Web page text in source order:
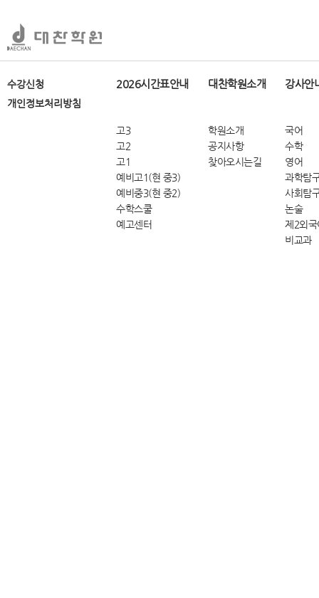
수강신청
개인정보처리방침
2026시간표안내
고3
고2
고1
예비고1(현 중3)
예비중3(현 중2)
수학스쿨
예고센터
대찬학원소개
학원소개
공지사항
찾아오시는길
강사안
국어
수학
영어
과학탐
사회탐
논술
제2외국
비교과